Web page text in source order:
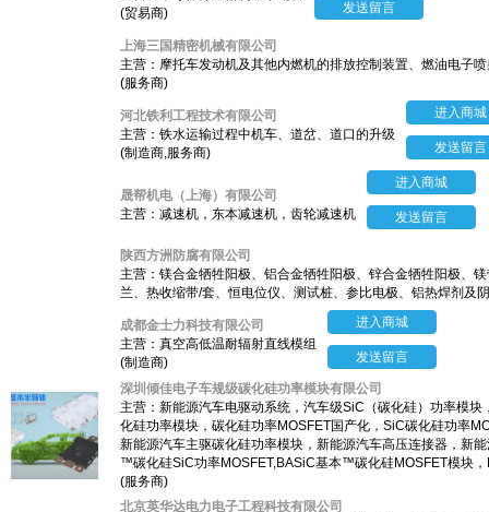
(贸易商)
发送留言
上海三国精密机械有限公司
主营：摩托车发动机及其他内燃机的排放控制装置、燃油电子
(服务商)
河北铁利工程技术有限公司
主营：铁水运输过程中机车、道岔、道口的升级
(制造商,服务商)
进入商城
发送留言
晟帮机电（上海）有限公司
主营：减速机，东本减速机，齿轮减速机
进入商城
发送留言
陕西方洲防腐有限公司
主营：镁合金牺牲阳极、铝合金牺牲阳极、锌合金牺牲阳极、
兰、热收缩带/套、恒电位仪、测试桩、参比电极、铝热焊剂及
成都金士力科技有限公司
主营：真空高低温耐辐射直线模组
(制造商)
进入商城
发送留言
深圳倾佳电子车规级碳化硅功率模块有限公司
主营：新能源汽车电驱动系统，汽车级SiC（碳化硅）功率模
化硅功率模块，碳化硅功率MOSFET国产化，SiC碳化硅功率
新能源汽车主驱碳化硅功率模块，新能源汽车高压连接器，新
™碳化硅SiC功率MOSFET,BASiC基本™碳化硅MOSFET模块
(服务商)
北京英华达电力电子工程科技有限公司